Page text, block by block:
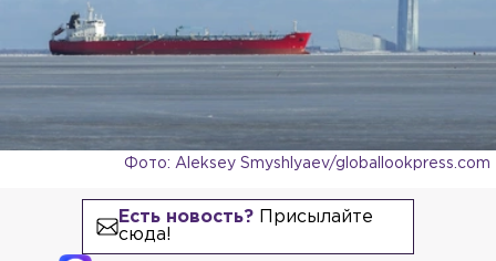
Фото: Aleksey Smyshlyaev/globallookpress.com
Есть новость?Присылайте
сюда!